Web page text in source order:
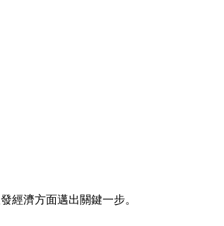
經濟方面邁出關鍵一步。